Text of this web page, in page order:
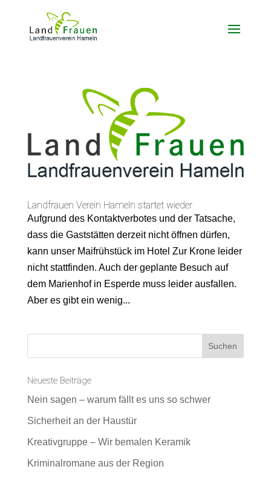
Landfrauen Verein Hameln startet wieder
Aufgrund des Kontaktverbotes und der Tatsache,
dass die Gaststätten derzeit nicht öffnen dürfen,
kann unser Maifrühstück im Hotel Zur Krone leider
nicht stattfinden. Auch der geplante Besuch auf
dem Marienhof in Esperde muss leider ausfallen.
Aber es gibt ein wenig...
Neueste Beiträge
Nein sagen – warum fällt es uns so schwer
Sicherheit an der Haustür
Kreativgruppe – Wir bemalen Keramik
Kriminalromane aus der Region